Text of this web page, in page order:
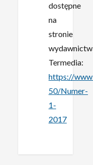
dostępne
na
stronie
Termedia:
https://
50/Numer-
1-
2017